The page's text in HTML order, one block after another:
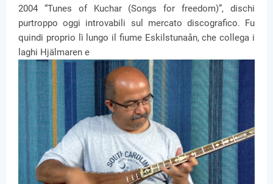
2004 “Tunes of Kuchar (Songs for freedom)”, dischi
purtroppo oggi introvabili sul mercato discografico. Fu
quindi proprio lì lungo il fiume Eskilstunaån, che collega i
laghi Hjälmaren e